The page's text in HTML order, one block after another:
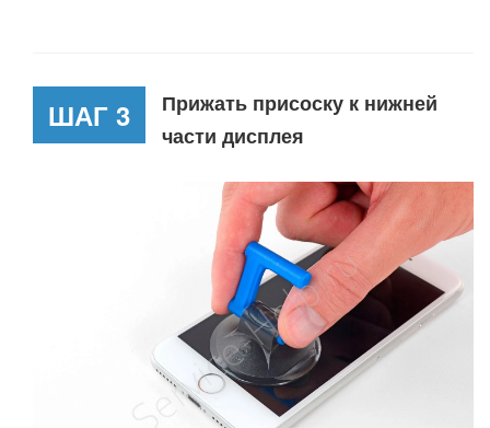
ШАГ 3
Прижать присоску к нижней
части дисплея